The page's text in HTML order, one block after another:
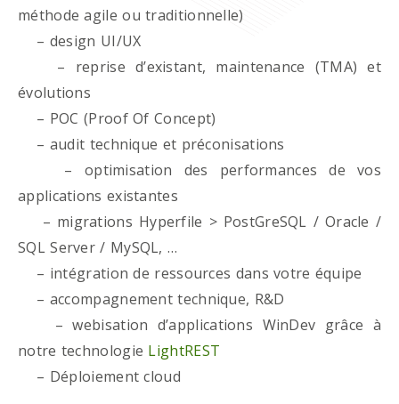
méthode agile ou traditionnelle)
– design UI/UX
– reprise d’existant, maintenance (TMA) et
évolutions
– POC (Proof Of Concept)
– audit technique et préconisations
– optimisation des performances de vos
applications existantes
– migrations Hyperfile > PostGreSQL / Oracle /
SQL Server / MySQL, …
– intégration de ressources dans votre équipe
– accompagnement technique, R&D
– webisation d’applications WinDev grâce à
notre technologie LightREST
– Déploiement cloud